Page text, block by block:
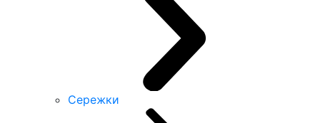
Сережки